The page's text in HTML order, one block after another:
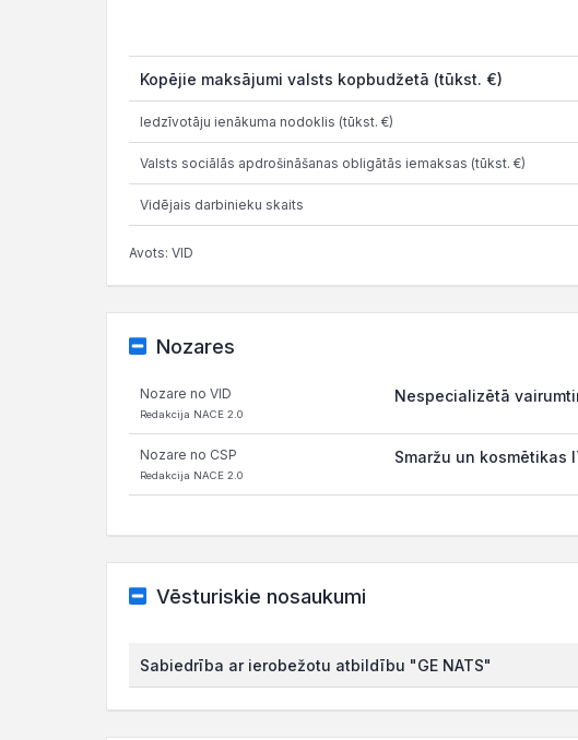
Kopējie maksājumi valsts kopbudžetā (tūkst. €)
Iedzīvotāju ienākuma nodoklis (tūkst. €)
Valsts sociālās apdrošināšanas obligātās iemaksas (tūkst. €)
Vidējais darbinieku skaits
Avots: VID
Nozares
Nozare no VID
Redakcija NACE 2.0
Nespecializētā
Nozare no CSP
Redakcija NACE 2.0
Smaržu un
Vēsturiskie nosaukumi
Sabiedrība ar ierobežotu atbildību "GE NATS"